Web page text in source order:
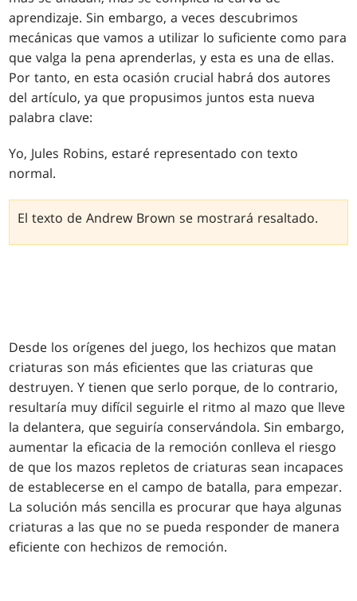
aprendizaje. Sin embargo, a veces descubrimos
mecánicas que vamos a utilizar lo suficiente como para
que valga la pena aprenderlas, y esta es una de ellas.
Por tanto, en esta ocasión crucial habrá dos autores
del artículo, ya que propusimos juntos esta nueva
palabra clave:
Yo, Jules Robins, estaré representado con texto
normal.
El texto de Andrew Brown se mostrará resaltado.
Desde los orígenes del juego, los hechizos que matan
criaturas son más eficientes que las criaturas que
destruyen. Y tienen que serlo porque, de lo contrario,
resultaría muy difícil seguirle el ritmo al mazo que lleve
la delantera, que seguiría conservándola. Sin embargo,
aumentar la eficacia de la remoción conlleva el riesgo
de que los mazos repletos de criaturas sean incapaces
de establecerse en el campo de batalla, para empezar.
La solución más sencilla es procurar que haya algunas
criaturas a las que no se pueda responder de manera
eficiente con hechizos de remoción.